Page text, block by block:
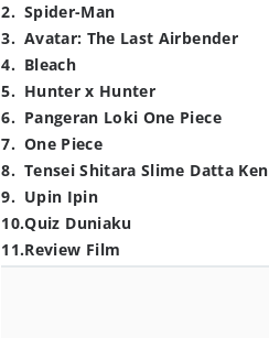
2. Spider-Man
3. Avatar: The Last Airbender
4. Bleach
5. Hunter x Hunter
6. Pangeran Loki One Piece
7. One Piece
8. Tensei Shitara Slime Datta Ken
9. Upin Ipin
10.Quiz Duniaku
11.Review Film